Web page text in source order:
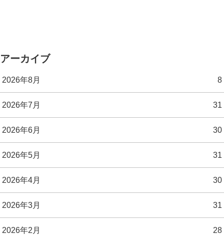
アーカイブ
2026年8月 8
2026年7月 31
2026年6月 30
2026年5月 31
2026年4月 30
2026年3月 31
2026年2月 28